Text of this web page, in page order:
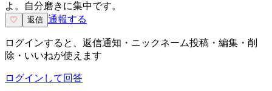
よ。自分磨きに集中です。
♡ 返信 通報する
ログインすると、返信通知・ニックネーム投稿・編集・削
除・いいねが使えます
ログインして回答